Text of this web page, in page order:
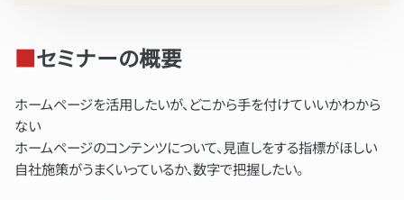
■セミナーの概要
ホームページを活用したいが、どこから手を付けていいかわから
ない
ホームページのコンテンツについて、見直しをする指標がほしい
自社施策がうまくいっているか、数字で把握したい。